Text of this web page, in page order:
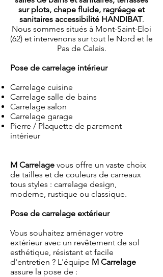
sur plots, chape fluide, ragréage et
sanitaires accessibilité HANDIBAT.
Nous sommes situés à Mont-Saint-Eloi
(62) et intervenons sur tout le Nord et le
Pas de Calais.
Pose de carrelage intérieur
Carrelage cuisine
Carrelage salle de bains
Carrelage salon
Carrelage garage
Pierre / Plaquette de parement
intérieur
M Carrelage vous offre un vaste choix
de tailles et de couleurs de carreaux
tous styles : carrelage design,
moderne, rustique ou classique.
Pose de carrelage extérieur
Vous souhaitez aménager votre
extérieur avec un revêtement de sol
esthétique, résistant et facile
d'entretien ? L'équipe M Carrelage
assure la pose de :